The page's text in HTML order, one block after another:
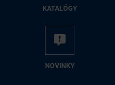
KA­TA­LÓ­GY
NO­VIN­KY